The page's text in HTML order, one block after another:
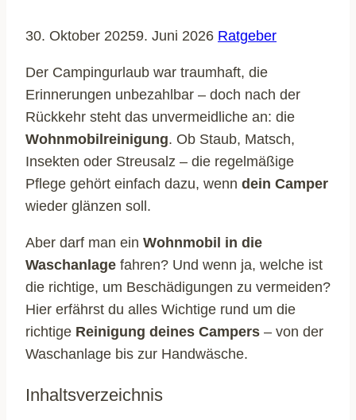
30. Oktober 20259. Juni 2026 Ratgeber
Der Campingurlaub war traumhaft, die
Erinnerungen unbezahlbar – doch nach der
Rückkehr steht das unvermeidliche an: die
Wohnmobilreinigung. Ob Staub, Matsch,
Insekten oder Streusalz – die regelmäßige
Pflege gehört einfach dazu, wenn dein Camper
wieder glänzen soll.
Aber darf man ein Wohnmobil in die
Waschanlage fahren? Und wenn ja, welche ist
die richtige, um Beschädigungen zu vermeiden?
Hier erfährst du alles Wichtige rund um die
richtige Reinigung deines Campers – von der
Waschanlage bis zur Handwäsche.
Inhaltsverzeichnis